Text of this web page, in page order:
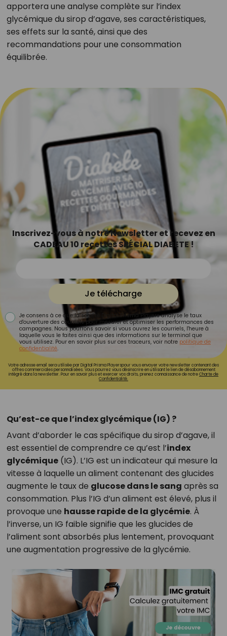
apportera une analyse complète sur l’index
glycémique du sirop d’agave, ses caractéristiques,
ses effets sur la santé, ainsi que des
recommandations pour une consommation
équilibrée.
Inscrivez-vous à notre Newsletter et recevez en
CADEAU 10 recettes SPÉCIAL DIABETE !
Je télécharge
Je consens à ce que la société Digital Prisma Players analyse le taux
d'ouverture des courriels pour mesurer et optimiser les performances des
campagnes. Nous pourrons savoir si vous ouvrez les courriels, l'heure à
laquelle vous le faites ainsi que des informations sur le terminal que
vous utilisez. Pour en savoir plus sur ces traceurs, voir notre politique de
confidentialité.
Votre adresse email sera utilisée par Digital Prisma Playerspour vous envoyer votre newsletter contenant des
offres commerciales personnalisées. Vous pourrez vous désinscrire en utilisant le lien de désabonnement
intégré dans la newsletter. Pour en savoir plus et exercer vos droits, prenez connaissance de notreCharte de
Confidentialité.
Qu’est-ce que l’index glycémique (IG) ?
Avant d’aborder le cas spécifique du sirop d’agave, il
est essentiel de comprendre ce qu’est l’index
glycémique(IG). L’IG est un indicateur qui mesure la
vitesse à laquelle un aliment contenant des glucides
augmente le taux de glucose dans le sang après sa
consommation. Plus l’IG d’un aliment est élevé, plus il
provoque une hausse rapide de la glycémie. À
l’inverse, un IG faible signifie que les glucides de
l’aliment sont absorbés plus lentement, provoquant
une augmentation progressive de la glycémie.